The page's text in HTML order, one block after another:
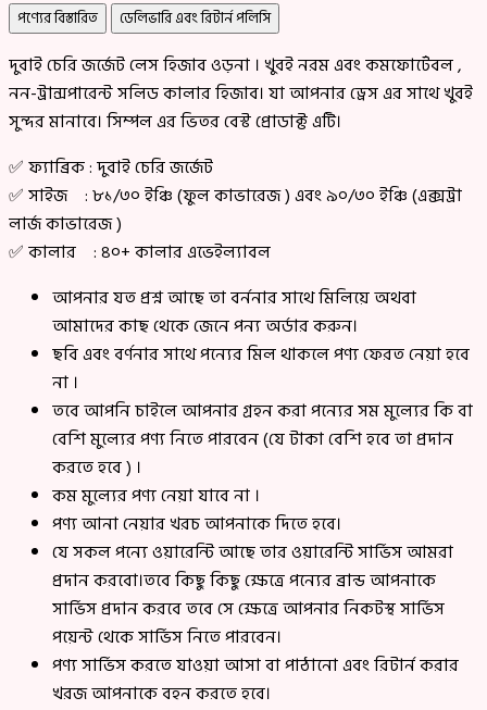
পণ্যের বিস্তারিত ডেলিভারি এবং রিটার্ন পলিসি
দুবাই চেরি জর্জেট লেস হিজাব ওড়না । খুবই নরম এবং কমফোর্টেবল ,
নন-ট্রান্সপারেন্ট সলিড কালার হিজাব। যা আপনার ড্রেস এর সাথে খুবই
সুন্দর মানাবে। সিম্পল এর ভিতর বেস্ট প্রোডাক্ট এটি।
✅ ফ্যাব্রিক : দুবাই চেরি জর্জেট
✅ সাইজ : ৮১/৩০ ইঞ্চি (ফুল কাভারেজ ) এবং ৯০/৩০ ইঞ্চি (এক্সট্রা
লার্জ কাভারেজ )
✅ কালার : ৪০+ কালার এভেইল্যাবল
আপনার যত প্রশ্ন আছে তা বর্ননার সাথে মিলিয়ে অথবা
আমাদের কাছ থেকে জেনে পন্য অর্ডার করুন।
ছবি এবং বর্ণনার সাথে পন্যের মিল থাকলে পণ্য ফেরত নেয়া হবে
না ।
তবে আপনি চাইলে আপনার গ্রহন করা পন্যের সম মুল্যের কি বা
বেশি মুল্যের পণ্য নিতে পারবেন (যে টাকা বেশি হবে তা প্রদান
করতে হবে ) ।
কম মুল্যের পণ্য নেয়া যাবে না ।
পণ্য আনা নেয়ার খরচ আপনাকে দিতে হবে।
যে সকল পন্যে ওয়ারেন্টি আছে তার ওয়ারেন্টি সার্ভিস আমরা
প্রদান করবো।তবে কিছু কিছু ক্ষেত্রে পন্যের ব্রান্ড আপনাকে
সার্ভিস প্রদান করবে তবে সে ক্ষেত্রে আপনার নিকটস্থ সার্ভিস
পয়েন্ট থেকে সার্ভিস নিতে পারবেন।
পণ্য সার্ভিস করতে যাওয়া আসা বা পাঠানো এবং রিটার্ন করার
খরজ আপনাকে বহন করতে হবে।